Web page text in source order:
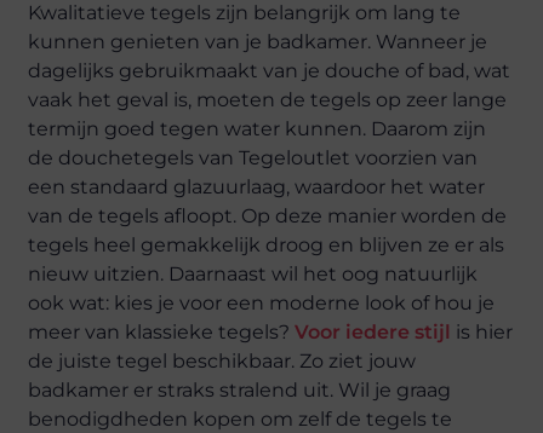
Kwalitatieve tegels zijn belangrijk om lang te
kunnen genieten van je badkamer. Wanneer je
dagelijks gebruikmaakt van je douche of bad, wat
vaak het geval is, moeten de tegels op zeer lange
termijn goed tegen water kunnen. Daarom zijn
de douchetegels van Tegeloutlet voorzien van
een standaard glazuurlaag, waardoor het water
van de tegels afloopt. Op deze manier worden de
tegels heel gemakkelijk droog en blijven ze er als
nieuw uitzien. Daarnaast wil het oog natuurlijk
ook wat: kies je voor een moderne look of hou je
meer van klassieke tegels?Voor iedere stijl is hier
de juiste tegel beschikbaar. Zo ziet jouw
badkamer er straks stralend uit. Wil je graag
benodigdheden kopen om zelf de tegels te